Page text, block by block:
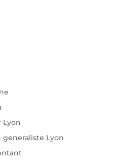
Lyon
Lyon